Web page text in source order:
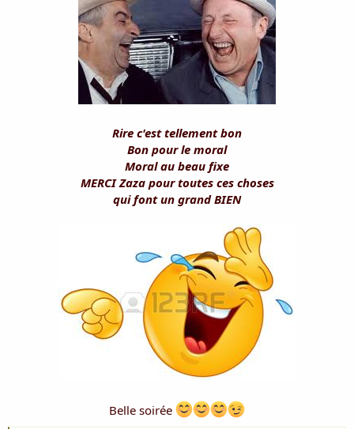
Rire c'est tellement bon
Bon pour le moral
Moral au beau fixe
MERCI Zaza pour toutes ces choses
qui font un grand BIEN
Belle soirée